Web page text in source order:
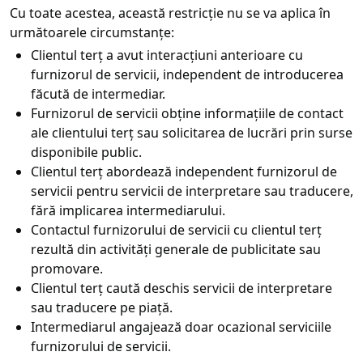
Cu toate acestea, această restricție nu se va aplica în
următoarele circumstanțe:
Clientul terț a avut interacțiuni anterioare cu
furnizorul de servicii, independent de introducerea
făcută de intermediar.
Furnizorul de servicii obține informațiile de contact
ale clientului terț sau solicitarea de lucrări prin surse
disponibile public.
Clientul terț abordează independent furnizorul de
servicii pentru servicii de interpretare sau traducere,
fără implicarea intermediarului.
Contactul furnizorului de servicii cu clientul terț
rezultă din activități generale de publicitate sau
promovare.
Clientul terț caută deschis servicii de interpretare
sau traducere pe piață.
Intermediarul angajează doar ocazional serviciile
furnizorului de servicii.